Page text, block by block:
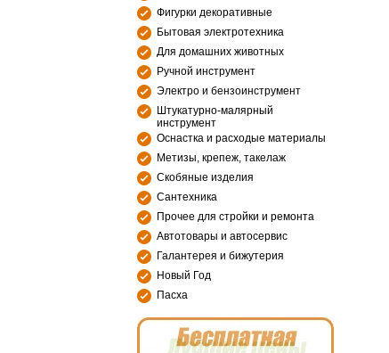
Фигурки декоративные
Бытовая электротехника
Для домашних животных
Ручной инструмент
Электро и бензоинструмент
Штукатурно-малярный
инструмент
Оснастка и расходые материалы
Метизы, крепеж, такелаж
Скобяные изделия
Сантехника
Прочее для стройки и ремонта
Автотовары и автосервис
Галантерея и бижутерия
Новый Год
Пасха